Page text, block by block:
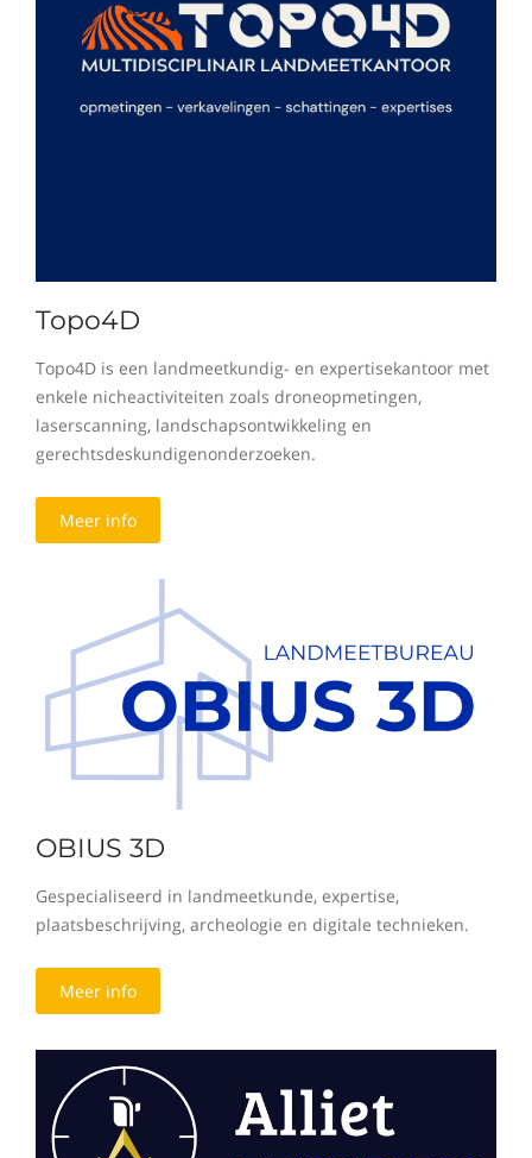
Topo4D
Topo4D is een landmeetkundig- en expertisekantoor met
enkele nicheactiviteiten zoals droneopmetingen,
laserscanning, landschapsontwikkeling en
gerechtsdeskundigenonderzoeken.
Meer info
OBIUS 3D
Gespecialiseerd in landmeetkunde, expertise,
plaatsbeschrijving, archeologie en digitale technieken.
Meer info